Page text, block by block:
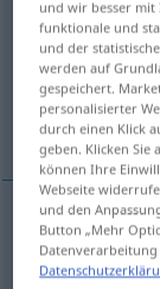
Übersicht
(Für mehr Details
Hinterkopf
Hinterkopfm
und wir besser
funktionale und
und der
werden auf
gespeichert.
personalisierter
durch einen Klick
geben. Klicken Sie
können Ihre
Webseite
und den
Button „Mehr